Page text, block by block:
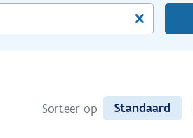
Sorteer op Standaard